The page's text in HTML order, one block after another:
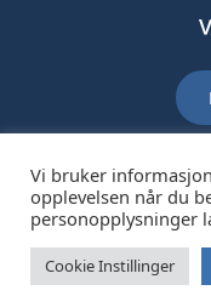
2026 Vartdal
Vi bruker
opplevelsen når du
personopplysninger
Cookie Instillinger